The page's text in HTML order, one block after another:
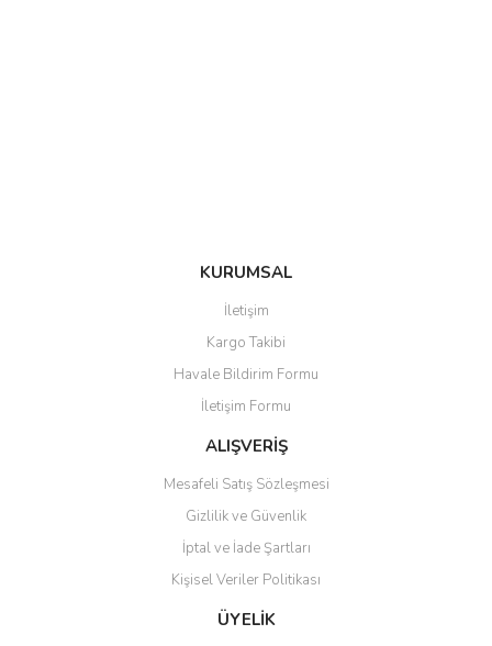
KURUMSAL
İletişim
Kargo Takibi
Havale Bildirim Formu
İletişim Formu
ALIŞVERİŞ
Mesafeli Satış Sözleşmesi
Gizlilik ve Güvenlik
İptal ve İade Şartları
Kişisel Veriler Politikası
ÜYELİK